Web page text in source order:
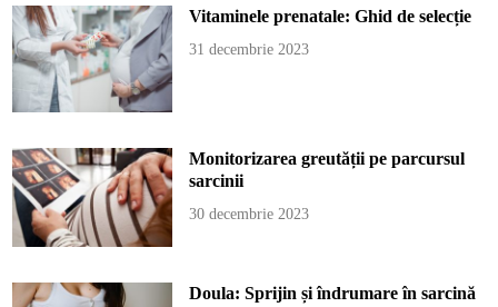
Vitaminele prenatale: Ghid de selecție
31 decembrie 2023
Monitorizarea greutății pe parcursul
sarcinii
30 decembrie 2023
Doula: Sprijin și îndrumare în sarcină